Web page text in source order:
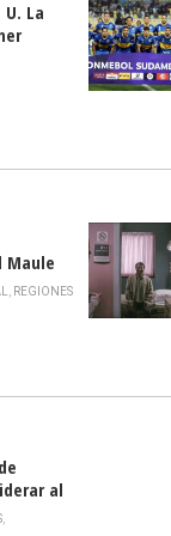
La
Maule
de la
, REGIONES
al
,